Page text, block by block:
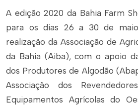
A edição 2020 da Bahia Farm
para os dias 26 a 30 de
realização da Associação de
da Bahia (Aiba), com o apoio
dos Produtores de Algodão
Associação dos
Equipamentos Agrícolas do